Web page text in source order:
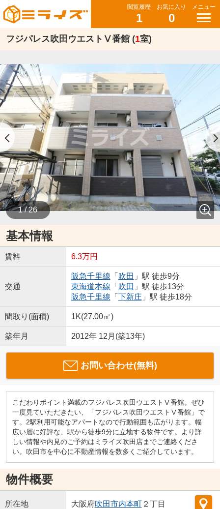
閲覧履歴
1
お気に入り
0
メニュー
フジパレス吹田ウエストⅤ番館 (1室)
1 / 26
基本情報
賃料 6.3万円
交通
阪急千里線 「 吹田 」駅 徒歩9分
東海道本線 「 吹田 」駅 徒歩13分
阪急千里線 「 下新庄 」駅 徒歩18分
間取り(面積) 1K(27.00㎡)
築年月 2012年 12月(築13年)
お問い合わせ(無料)
こだわりポイント満載のフジパレス吹田ウエストⅤ番館。ぜひ
一度見ていただきたい、「フジパレス吹田ウエストⅤ番館」で
す。2駅利用可能なアパートなので行動範囲も広がります。幅
広い層に好評な、駅から徒歩9分に立地する物件です。より詳
しい情報や内見のご予約はミライズ吹田店までご連絡くださ
い。吹田市を中心に不動産情報を数多くご紹介しています。
物件概要
所在地 大阪府吹田市内本町２丁目